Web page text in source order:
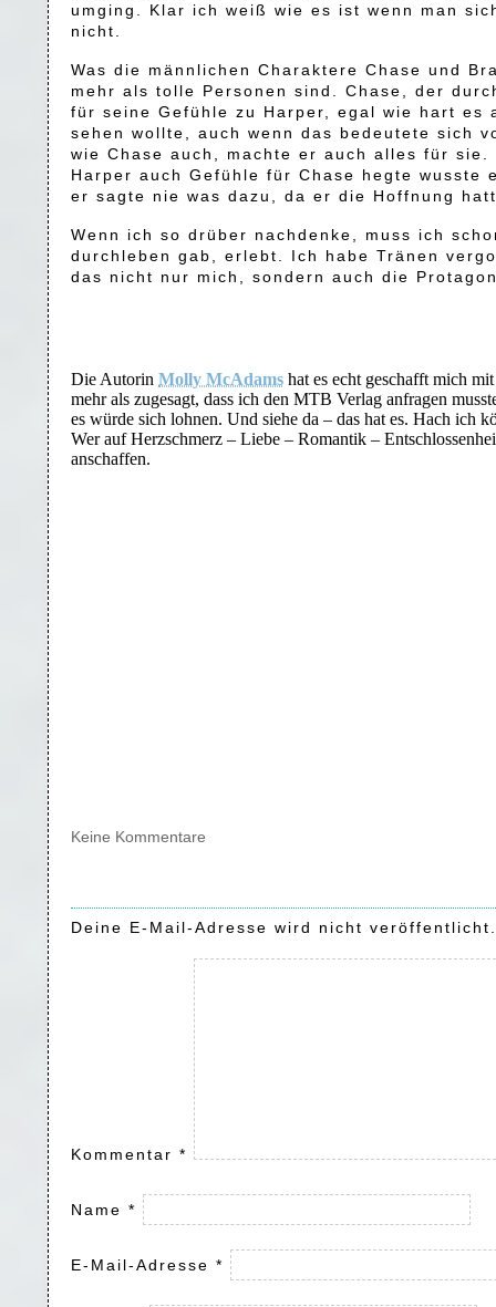
umging. Klar ich weiß wie es ist wenn man
nicht.
Was die männlichen Charaktere Chase und
mehr als tolle Personen sind. Chase, der
für seine Gefühle zu Harper, egal wie hart
sehen wollte, auch wenn das bedeutete sich
wie Chase auch, machte er auch alles für
Harper auch Gefühle für Chase hegte
er sagte nie was dazu, da er die Hoffnung
Wenn ich so drüber nachdenke, muss ich
durchleben gab, erlebt. Ich habe Tränen
das nicht nur mich, sondern auch die
Die Autorin Molly McAdams hat es echt geschafft mich
mehr als zugesagt, dass ich den MTB Verlag anfragen
es würde sich lohnen. Und siehe da – das hat es. Hach ich
Wer auf Herzschmerz – Liebe – Romantik –
anschaffen.
Keine Kommentare
Deine E-Mail-Adresse wird nicht veröffentlicht.
Kommentar *
Name *
E-Mail-Adresse *